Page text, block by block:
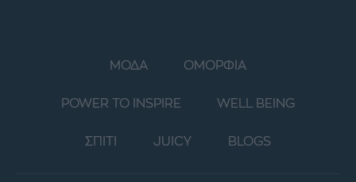
ΜΟΔΑ ΟΜΟΡΦΙΑ
POWER TO INSPIRE WELL BEING
ΣΠΙΤΙ JUICY BLOGS